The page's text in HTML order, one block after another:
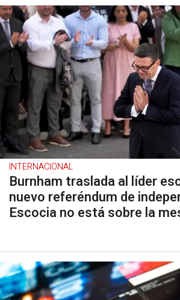
INTERNACIONAL
Burnham traslada al líder
nuevo referéndum de
Escocia no está sobre la